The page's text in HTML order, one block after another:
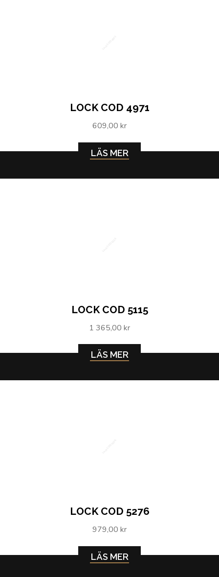
LOCK COD 4971
609,00 kr
LÄS MER
LOCK COD 5115
1 365,00 kr
LÄS MER
LOCK COD 5276
979,00 kr
LÄS MER